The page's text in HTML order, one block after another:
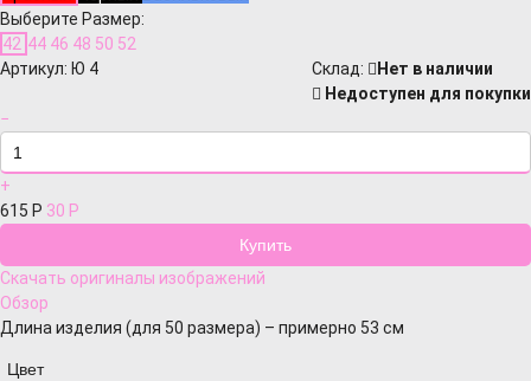
Выберите Размер:
42 44 46 48 50 52
Артикул: Ю 4 Cклад:
Нет в наличии
Недоступен для покупки
−
+
615 Р 30 Р
Скачать оригиналы изображений
Обзор
Длина изделия (для 50 размера) – примерно 53 см
Цвет